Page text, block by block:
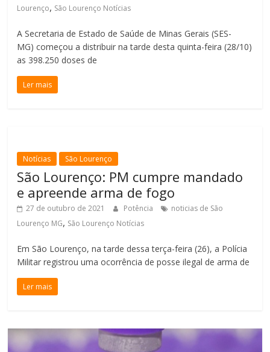
Lourenço, São Lourenço Notícias
A Secretaria de Estado de Saúde de Minas Gerais (SES-
MG) começou a distribuir na tarde desta quinta-feira (28/10)
as 398.250 doses de
Ler mais
Notícias São Lourenço
São Lourenço: PM cumpre mandado
e apreende arma de fogo
27 de outubro de 2021 Potência
noticias de São
Lourenço MG, São Lourenço Notícias
Em São Lourenço, na tarde dessa terça-feira (26), a Polícia
Militar registrou uma ocorrência de posse ilegal de arma de
Ler mais